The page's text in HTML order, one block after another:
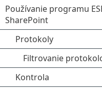
Používanie programu
SharePoint
Protokoly
Filtrovanie
Kontrola